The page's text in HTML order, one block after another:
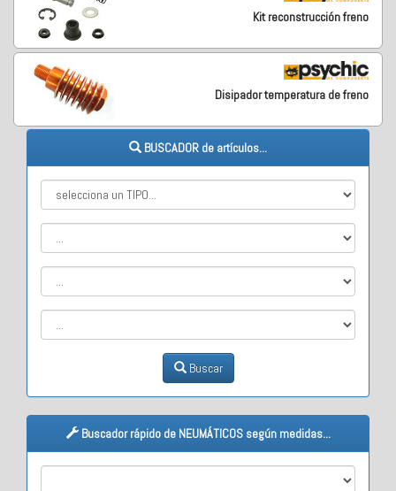
Kit reconstrucción freno
Disipador temperatura de freno
BUSCADOR de artículos...
Buscar
Buscador rápido de NEUMÁTICOS según medidas...